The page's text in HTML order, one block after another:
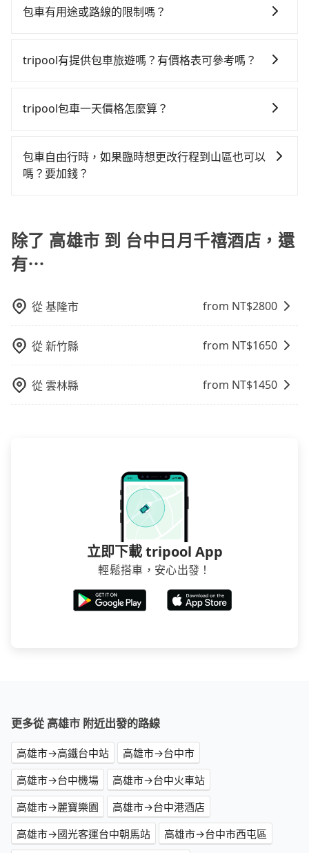
價790元，再用10分鐘出站、等待車站前排班的計程
時間共2小時8分鐘，假設4位同行，高鐵加轉乘之平均每
離移動確實搭乘高鐵可以比坐車快7分鐘，但卻要額外支
乘車，也可參考tripool的拼車共乘服務，最多可再節省
50%的交通費用。
$115~205承租小轎車，每公里再額外加收$3.2，從高雄
達目的地後多久原路返回），雖已將eTag和可能的每小
車型，如Toyota Yaris、Prius C、Vios這類乘坐體驗較
況，打開車門才發現仍有上一組乘客遺留的垃圾或者撞
凹的車門仍未被修理，每一次租車都好像在開樂透一
小的風險。最後，雖然路邊隨租隨還看似方便，但實際
使用時還是有其區域的限制，實際可停靠的地點與你的
上下車地點仍有段距離，在遇到下雨天或者載行李時，
灣大車隊、Uber、Line Taxi、Yoxi等。依照里程跳錶計
tripool都是你從高雄市到台中日月千禧酒店的最佳選
包車有用途或路線的限制嗎？
地方，只要是長途交通且途中遵守台灣法律，無論是清
檢疫、預約叫車、機場接送、定期洗腎、包月上下班，
司報帳打統編，在結帳時可以受理，並於乘車後一週內
寄出電子收據。
tripool有提供包車旅遊嗎？有價格表可參考嗎？
包車旅遊，從單純的單趟接送到算時間的計時包車都
用，網站試算即真實價格，免去來回電話確認。一天包
車的價格可能跟其他車隊相差無幾，但是如果只需要短
tripool包車一天價格怎麼算？
需行程的公里數及車型而有所不同，建議可以直接上旅
步官網一鍵查價，即時試算您包車費用，清楚透明，且
包車自由行時，如果臨時想更改行程到山區也可以
嗎？要加錢？
行額外的費用收取。但是，這些費用會在您下訂單後、
出發前先與您進行確認，確保您明確知道所有的費用。
我們會透過Email的方式向您說明收費細節，讓您能更放
除了 高雄市 到 台中日月千禧酒店，還
有⋯
從基隆市 from NT$2800
從新竹縣 from NT$1650
從雲林縣 from NT$1450
立即下載 tripool App
輕鬆搭車，安心出發！
更多從 高雄市 附近出發的路線
高雄市→高鐵台中站
高雄市→台中市
高雄市→台中機場
高雄市→台中火車站
高雄市→麗寶樂園
高雄市→台中港酒店
高雄市→國光客運台中朝馬站
高雄市→台中市西屯區